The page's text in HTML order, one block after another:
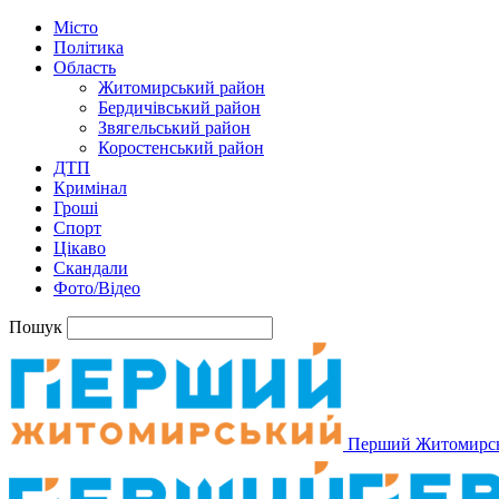
Місто
Політика
Область
Житомирський район
Бердичівський район
Звягельський район
Коростенський район
ДТП
Кримінал
Гроші
Спорт
Цікаво
Скандали
Фото/Відео
Пошук
Перший